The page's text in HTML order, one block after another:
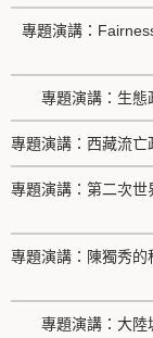
專題演講：
專題演講：生態
專題演講：西藏流亡
專題演講：第二次
專題演講：陳獨秀
專題演講：大陸